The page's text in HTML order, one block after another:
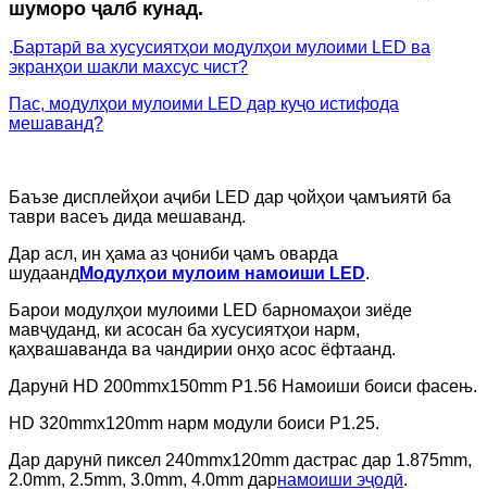
шуморо ҷалб кунад.
.Бартарӣ ва хусусиятҳои модулҳои мулоими LED ва
экранҳои шакли махсус чист?
Пас, модулҳои мулоими LED дар куҷо истифода
мешаванд?
Баъзе дисплейҳои аҷиби LED дар ҷойҳои ҷамъиятӣ ба
таври васеъ дида мешаванд.
Дар асл, ин ҳама аз ҷониби ҷамъ оварда
шудаанд Модулҳои мулоим намоиши LED.
Барои модулҳои мулоими LED барномаҳои зиёде
мавҷуданд, ки асосан ба хусусиятҳои нарм,
қаҳвашаванда ва чандирии онҳо асос ёфтаанд.
Дарунӣ HD 200mmx150mm P1.56 Намоиши боиси фасењ.
HD 320mmx120mm нарм модули боиси P1.25.
Дар дарунӣ пиксел 240mmx120mm дастрас дар 1.875mm,
2.0mm, 2.5mm, 3.0mm, 4.0mm дарнамоиши эҷодӣ.